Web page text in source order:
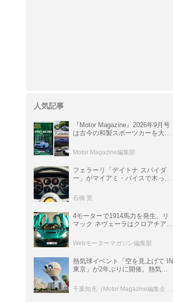
人気記事
『Motor Magazine』2026年9月号
は古今の和製スポーツカーを大特
情報も満載
Motor Magazine編集部
フェラーリ「デイトナ スパイダ
ー」がマイアミ・バイスで木っ端
サ」に化けた理由
石橋 寛
4モーターで1914馬力を発生。リ
マック ネヴェーラはクロアチア発
ロニクル・完全版／115】
Webモーターマガジン編集部
熱気球イベント「空を見上げて IN
東京」が2年ぶりに開催。熱気球
室などのコンテンツも